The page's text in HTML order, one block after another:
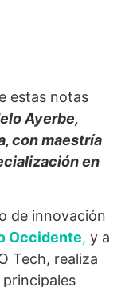
estas notas
Ayerbe,
con maestría
en
de innovación
Occidente, y a
Tech, realiza